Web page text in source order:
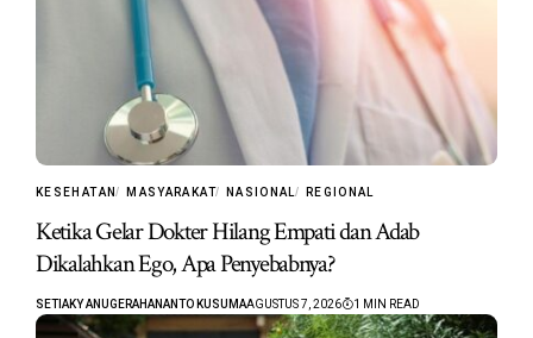
KESEHATAN MASYARAKAT NASIONAL REGIONAL
Ketika Gelar Dokter Hilang Empati dan Adab
Dikalahkan Ego, Apa Penyebabnya?
SETIAKY ANUGERAHANANTO KUSUMAAGUSTUS 7, 2026 1 MIN READ